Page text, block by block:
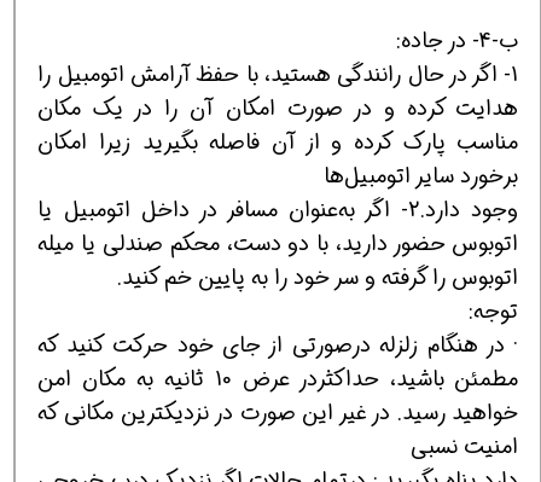
ب-4- در جاده:
1- اگر در حال رانندگی هستيد، با حفظ آرامش اتومبيل را
هدايت کرده و در صورت امکان آن را در يک مکان
مناسب پارک کرده و از آن فاصله بگيريد زيرا امکان
برخورد ساير اتومبيل‌ها
وجود دارد.2- اگر به‌عنوان مسافر در داخل اتومبيل يا
اتوبوس حضور داريد، با دو دست، محکم صندلی يا ميله
اتوبوس را گرفته و سر خود را به پايين خم کنيد.
توجه:
· در هنگام زلزله درصورتی از جای خود حرکت کنيد که
مطمئن باشيد، حداکثردر عرض 10 ثانيه به مکان امن
خواهيد رسيد. در غير اين صورت در نزديکترين مکانی که
امنيت نسبی